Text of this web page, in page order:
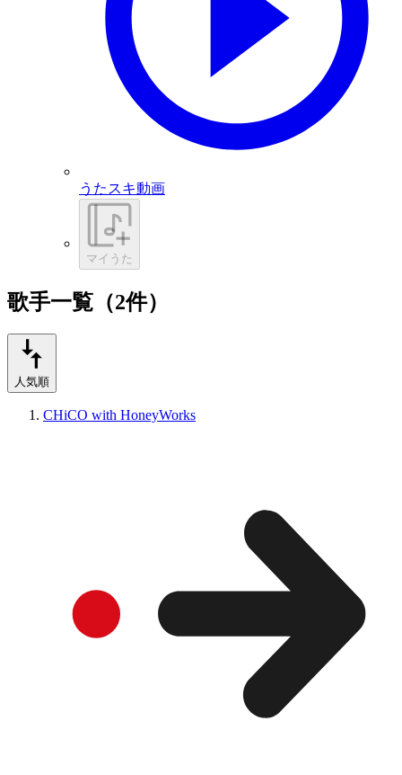
うたスキ動画
マイうた
歌手一覧（2件）
人気順
CHiCO with HoneyWorks